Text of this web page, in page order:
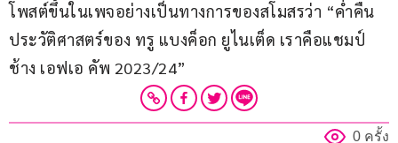
โพสต์ขึ้นในเพจอย่างเป็นทางการของสโมสรว่า “ค่ำคืน
ประวัติศาสตร์ของ ทรู แบงค็อก ยูไนเต็ด เราคือแชมป์
ช้าง เอฟเอ คัพ 2023/24”
0 ครั้ง